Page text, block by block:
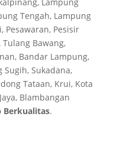
Tengah, Lampung
Pesawaran, Pesisir
Bawang,
Bandar Lampung,
Sugih, Sukadana,
Tataan, Krui, Kota
Blambangan
Berkualitas.